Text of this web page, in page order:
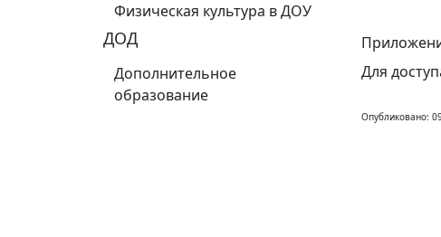
Физическая культура в ДОУ
ДОД
Дополнительное
образование
Для
Опубликовано: